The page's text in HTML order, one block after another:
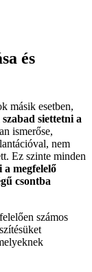
és
másik esetben,
siettetni a
ismerőse,
nem
Ez szinte minden
megfelelő
csontba
számos